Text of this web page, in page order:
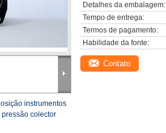
instrumentos
colector
Detalhes da embalagem:
Tempo de entrega:
Termos de pagamento:
Habilidade da fonte:
Contato